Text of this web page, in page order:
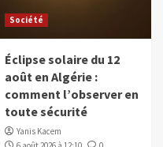
Société
Éclipse solaire du 12
août en Algérie :
comment l’observer en
toute sécurité
Yanis Kacem